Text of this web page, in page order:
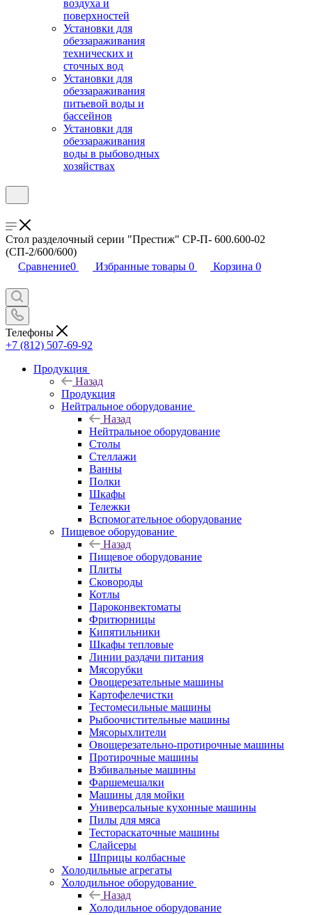
воздуха и
поверхностей
Установки для
обеззараживания
технических и
сточных вод
Установки для
обеззараживания
питьевой воды и
бассейнов
Установки для
обеззараживания
воды в рыбоводных
хозяйствах
Стол разделочный серии "Престиж" СР-П- 600.600-02
(СП-2/600/600)
Сравнение0 Избранные товары 0 Корзина 0
Телефоны
+7 (812) 507-69-92
Продукция
Назад
Продукция
Нейтральное оборудование
Назад
Нейтральное оборудование
Столы
Стеллажи
Ванны
Полки
Шкафы
Тележки
Вспомогательное оборудование
Пищевое оборудование
Назад
Пищевое оборудование
Плиты
Сковороды
Котлы
Пароконвектоматы
Фритюрницы
Кипятильники
Шкафы тепловые
Линии раздачи питания
Мясорубки
Овощерезательные машины
Картофелечистки
Тестомесильные машины
Рыбоочистительные машины
Мясорыхлители
Овощерезательно-протирочные машины
Протирочные машины
Взбивальные машины
Фаршемешалки
Машины для мойки
Универсальные кухонные машины
Пилы для мяса
Тестораскаточные машины
Слайсеры
Шприцы колбасные
Холодильные агрегаты
Холодильное оборудование
Назад
Холодильное оборудование